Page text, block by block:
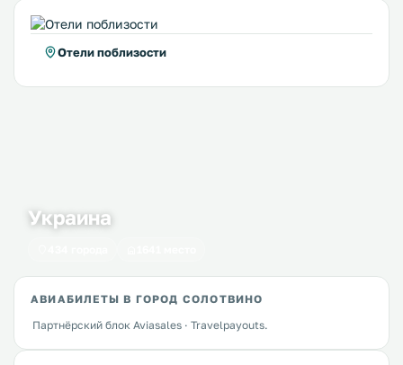
Отели поблизости
Украина
АВИАБИЛЕТЫ В ГОРОД СОЛОТВИНО
Партнёрский блок Aviasales · Travelpayouts.